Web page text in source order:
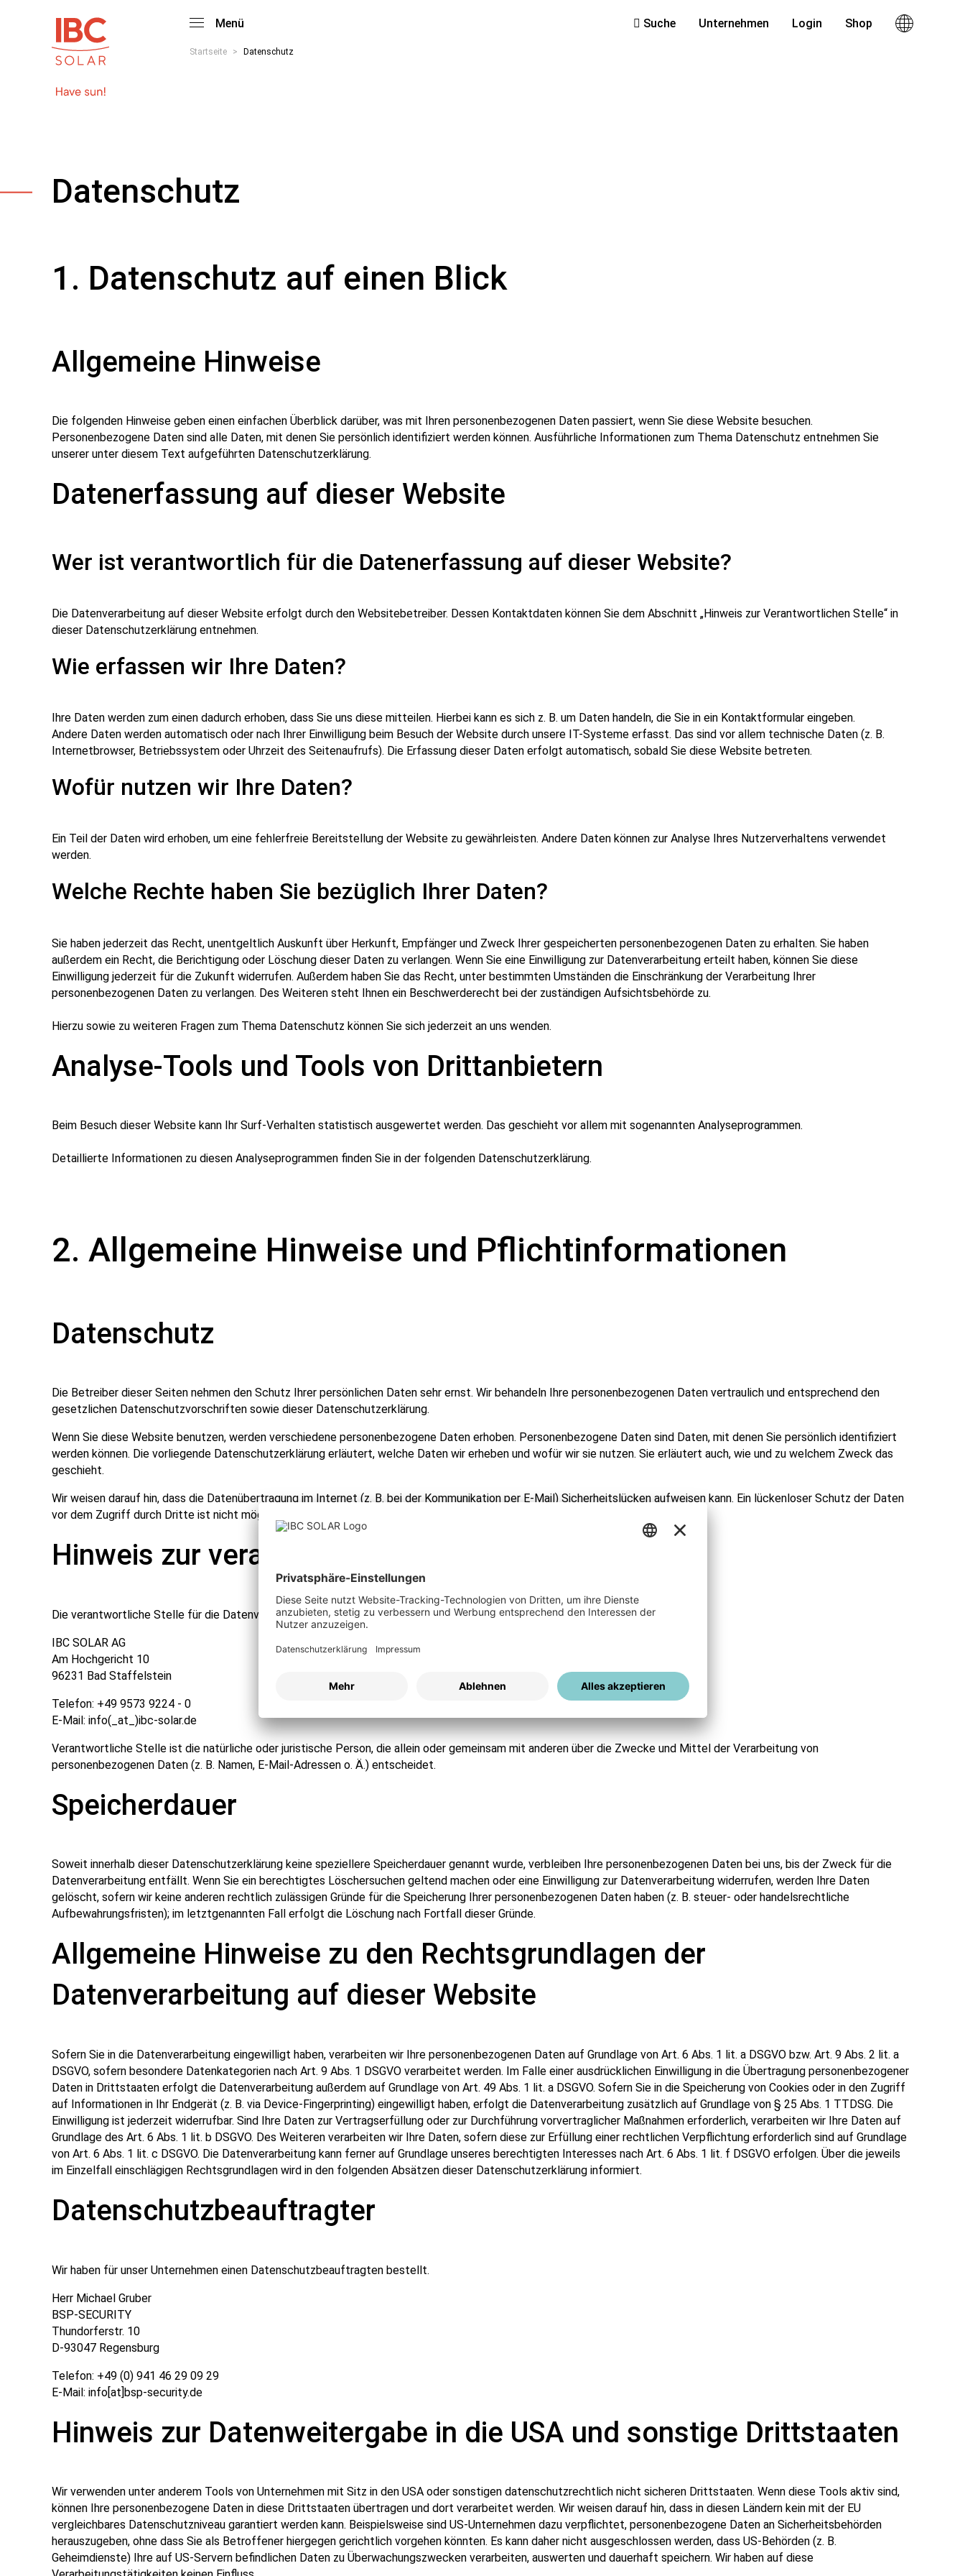
Menü Suche Unternehmen Login Shop
Startseite > Datenschutz
Datenschutz
1. Datenschutz auf einen Blick
Allgemeine Hinweise
Die folgenden Hinweise geben einen einfachen Überblick darüber, was mit Ihren personenbezogenen Daten passiert, wenn Sie diese Website besuchen.
Personenbezogene Daten sind alle Daten, mit denen Sie persönlich identifiziert werden können. Ausführliche Informationen zum Thema Datenschutz entnehmen Sie
unserer unter diesem Text aufgeführten Datenschutzerklärung.
Datenerfassung auf dieser Website
Wer ist verantwortlich für die Datenerfassung auf dieser Website?
Die Datenverarbeitung auf dieser Website erfolgt durch den Websitebetreiber. Dessen Kontaktdaten können Sie dem Abschnitt „Hinweis zur Verantwortlichen Stelle“ in
dieser Datenschutzerklärung entnehmen.
Wie erfassen wir Ihre Daten?
Ihre Daten werden zum einen dadurch erhoben, dass Sie uns diese mitteilen. Hierbei kann es sich z. B. um Daten handeln, die Sie in ein Kontaktformular eingeben.
Andere Daten werden automatisch oder nach Ihrer Einwilligung beim Besuch der Website durch unsere IT-Systeme erfasst. Das sind vor allem technische Daten (z. B.
Internetbrowser, Betriebssystem oder Uhrzeit des Seitenaufrufs). Die Erfassung dieser Daten erfolgt automatisch, sobald Sie diese Website betreten.
Wofür nutzen wir Ihre Daten?
Ein Teil der Daten wird erhoben, um eine fehlerfreie Bereitstellung der Website zu gewährleisten. Andere Daten können zur Analyse Ihres Nutzerverhaltens verwendet
werden.
Welche Rechte haben Sie bezüglich Ihrer Daten?
Sie haben jederzeit das Recht, unentgeltlich Auskunft über Herkunft, Empfänger und Zweck Ihrer gespeicherten personenbezogenen Daten zu erhalten. Sie haben
außerdem ein Recht, die Berichtigung oder Löschung dieser Daten zu verlangen. Wenn Sie eine Einwilligung zur Datenverarbeitung erteilt haben, können Sie diese
Einwilligung jederzeit für die Zukunft widerrufen. Außerdem haben Sie das Recht, unter bestimmten Umständen die Einschränkung der Verarbeitung Ihrer
personenbezogenen Daten zu verlangen. Des Weiteren steht Ihnen ein Beschwerderecht bei der zuständigen Aufsichtsbehörde zu.
Hierzu sowie zu weiteren Fragen zum Thema Datenschutz können Sie sich jederzeit an uns wenden.
Analyse-Tools und Tools von Dritt­anbietern
Beim Besuch dieser Website kann Ihr Surf-Verhalten statistisch ausgewertet werden. Das geschieht vor allem mit sogenannten Analyseprogrammen.
Detaillierte Informationen zu diesen Analyseprogrammen finden Sie in der folgenden Datenschutzerklärung.
2. Allgemeine Hinweise und Pflicht­informationen
Datenschutz
Die Betreiber dieser Seiten nehmen den Schutz Ihrer persönlichen Daten sehr ernst. Wir behandeln Ihre personenbezogenen Daten vertraulich und entsprechend den
gesetzlichen Datenschutzvorschriften sowie dieser Datenschutzerklärung.
Wenn Sie diese Website benutzen, werden verschiedene personenbezogene Daten erhoben. Personenbezogene Daten sind Daten, mit denen Sie persönlich identifiziert
werden können. Die vorliegende Datenschutzerklärung erläutert, welche Daten wir erheben und wofür wir sie nutzen. Sie erläutert auch, wie und zu welchem Zweck das
geschieht.
Wir weisen darauf hin, dass die Datenübertragung im Internet (z. B. bei der Kommunikation per E-Mail) Sicherheitslücken aufweisen kann. Ein lückenloser Schutz der Daten
vor dem Zugriff durch Dritte ist nicht möglich.
Hinweis zur verantwortlichen Stelle
Die verantwortliche Stelle für die Datenverarbeitung auf dieser Website ist:
IBC SOLAR AG
Am Hochgericht 10
96231 Bad Staffelstein
Telefon: +49 9573 9224 - 0
E-Mail: info(_at_)ibc-solar.de
Verantwortliche Stelle ist die natürliche oder juristische Person, die allein oder gemeinsam mit anderen über die Zwecke und Mittel der Verarbeitung von
personenbezogenen Daten (z. B. Namen, E-Mail-Adressen o. Ä.) entscheidet.
Speicherdauer
Soweit innerhalb dieser Datenschutzerklärung keine speziellere Speicherdauer genannt wurde, verbleiben Ihre personenbezogenen Daten bei uns, bis der Zweck für die
Datenverarbeitung entfällt. Wenn Sie ein berechtigtes Löschersuchen geltend machen oder eine Einwilligung zur Datenverarbeitung widerrufen, werden Ihre Daten
gelöscht, sofern wir keine anderen rechtlich zulässigen Gründe für die Speicherung Ihrer personenbezogenen Daten haben (z. B. steuer- oder handelsrechtliche
Aufbewahrungsfristen); im letztgenannten Fall erfolgt die Löschung nach Fortfall dieser Gründe.
Allgemeine Hinweise zu den Rechtsgrundlagen der
Datenverarbeitung auf dieser Website
Sofern Sie in die Datenverarbeitung eingewilligt haben, verarbeiten wir Ihre personenbezogenen Daten auf Grundlage von Art. 6 Abs. 1 lit. a DSGVO bzw. Art. 9 Abs. 2 lit. a
DSGVO, sofern besondere Datenkategorien nach Art. 9 Abs. 1 DSGVO verarbeitet werden. Im Falle einer ausdrücklichen Einwilligung in die Übertragung personenbezogener
Daten in Drittstaaten erfolgt die Datenverarbeitung außerdem auf Grundlage von Art. 49 Abs. 1 lit. a DSGVO. Sofern Sie in die Speicherung von Cookies oder in den Zugriff
auf Informationen in Ihr Endgerät (z. B. via Device-Fingerprinting) eingewilligt haben, erfolgt die Datenverarbeitung zusätzlich auf Grundlage von § 25 Abs. 1 TTDSG. Die
Einwilligung ist jederzeit widerrufbar. Sind Ihre Daten zur Vertragserfüllung oder zur Durchführung vorvertraglicher Maßnahmen erforderlich, verarbeiten wir Ihre Daten auf
Grundlage des Art. 6 Abs. 1 lit. b DSGVO. Des Weiteren verarbeiten wir Ihre Daten, sofern diese zur Erfüllung einer rechtlichen Verpflichtung erforderlich sind auf Grundlage
von Art. 6 Abs. 1 lit. c DSGVO. Die Datenverarbeitung kann ferner auf Grundlage unseres berechtigten Interesses nach Art. 6 Abs. 1 lit. f DSGVO erfolgen. Über die jeweils
im Einzelfall einschlägigen Rechtsgrundlagen wird in den folgenden Absätzen dieser Datenschutzerklärung informiert.
Datenschutz­beauftragter
Wir haben für unser Unternehmen einen Datenschutzbeauftragten bestellt.
Herr Michael Gruber
BSP-SECURITY
Thundorferstr. 10
D-93047 Regensburg
Telefon: +49 (0) 941 46 29 09 29
E-Mail: info[at]bsp-security.de
Hinweis zur Datenweitergabe in die USA und sonstige Drittstaaten
Wir verwenden unter anderem Tools von Unternehmen mit Sitz in den USA oder sonstigen datenschutzrechtlich nicht sicheren Drittstaaten. Wenn diese Tools aktiv sind,
können Ihre personenbezogene Daten in diese Drittstaaten übertragen und dort verarbeitet werden. Wir weisen darauf hin, dass in diesen Ländern kein mit der EU
vergleichbares Datenschutzniveau garantiert werden kann. Beispielsweise sind US-Unternehmen dazu verpflichtet, personenbezogene Daten an Sicherheitsbehörden
herauszugeben, ohne dass Sie als Betroffener hiergegen gerichtlich vorgehen könnten. Es kann daher nicht ausgeschlossen werden, dass US-Behörden (z. B.
Geheimdienste) Ihre auf US-Servern befindlichen Daten zu Überwachungszwecken verarbeiten, auswerten und dauerhaft speichern. Wir haben auf diese